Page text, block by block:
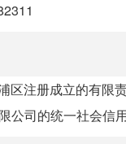
注册成立的有限
司的统一社会信